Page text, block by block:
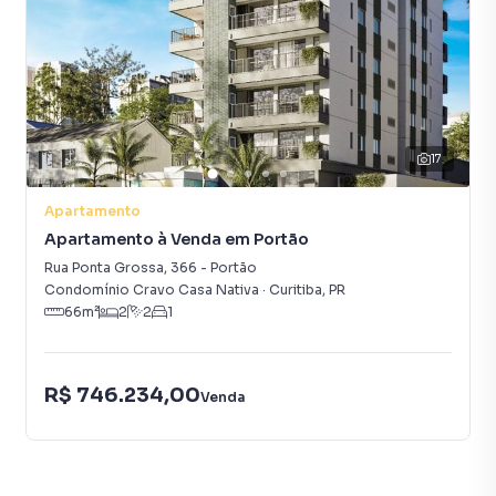
Mobilidade Fluida: Conexão rápida e fácil com os
principais eixos viários da cidade, com excelente
infraestrutura de transporte público para o Centro e
demais bairros.
Conquiste o estilo de vida prático e sofisticado que só o
Água Verde pode oferecer.
Plantão de Vendas: (41) 99696-0251 / (41) 98817-9404
(Leonardo)
17
Apartamento
Apartamento à Venda em Portão
Rua Ponta Grossa, 366 - Portão
Condomínio Cravo Casa Nativa · Curitiba, PR
66m² 2 2 1
R$ 746.234,00Venda